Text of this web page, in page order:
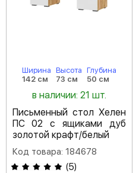
Ширина
142 см
Высота
73 см
Глубина
50 см
в наличии: 21 шт.
Письменный стол Хелен
ПС 02 с ящиками дуб
золотой крафт/белый
Код товара: 184678
(5)